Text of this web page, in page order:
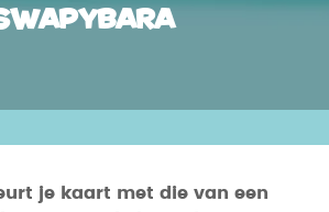
je kaart met die van een